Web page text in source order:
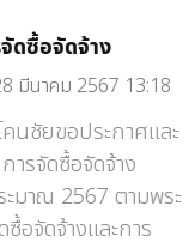
ดซื้อจัดจ้าง
มีนาคม 2567 13:18
คนชัยขอประกาศและ
รจัดซื้อจัดจ้าง
มาณ 2567 ตามพระ
อจัดจ้างและการ